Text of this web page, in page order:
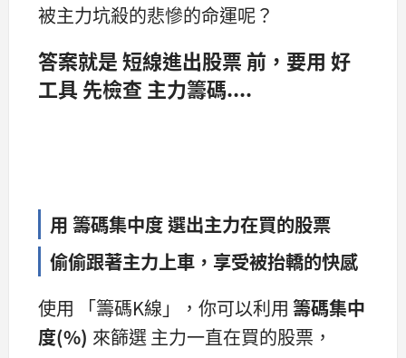
被主力坑殺的悲慘的命運呢？
答案就是短線進出股票 前，要用 好
工具 先檢查 主力籌碼....
用 籌碼集中度 選出主力在買的股票
偷偷跟著主力上車，享受被抬轎的快感
使用 「籌碼K線」，你可以利用 籌碼集中
度(%) 來篩選 主力一直在買的股票，